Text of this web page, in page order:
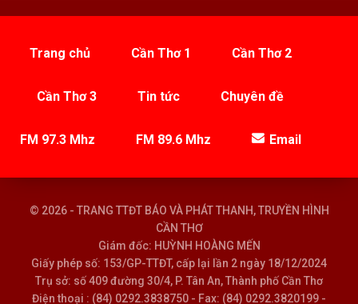
Trang chủ Cần Thơ 1 Cần Thơ 2
Cần Thơ 3 Tin tức Chuyên đề
FM 97.3 Mhz FM 89.6 Mhz Email
© 2026 - TRANG TTĐT BÁO VÀ PHÁT THANH, TRUYỀN HÌNH
CẦN THƠ
Giám đốc: HUỲNH HOÀNG MẾN
Giấy phép số: 153/GP-TTĐT, cấp lại lần 2 ngày 18/12/2024
Trụ sở: số 409 đường 30/4, P. Tân An, Thành phố Cần Thơ
Điện thoại : (84) 0292.3838750 - Fax: (84) 0292.3820199 -